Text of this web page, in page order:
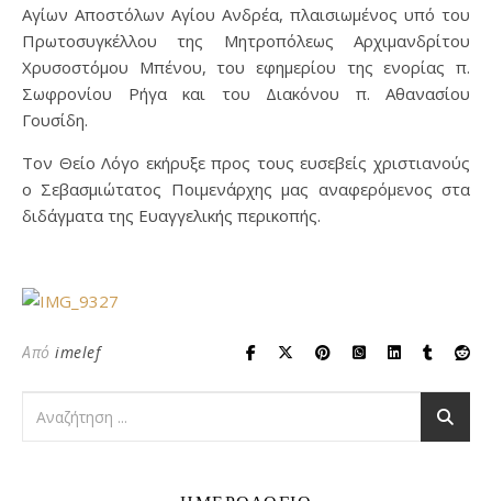
Αγίων Αποστόλων Αγίου Ανδρέα, πλαισιωμένος υπό του
Πρωτοσυγκέλλου της Μητροπόλεως Αρχιμανδρίτου
Χρυσοστόμου Μπένου, του εφημερίου της ενορίας π.
Σωφρονίου Ρήγα και του Διακόνου π. Αθανασίου
Γουσίδη.
Τον Θείο Λόγο εκήρυξε προς τους ευσεβείς χριστιανούς
ο Σεβασμιώτατος Ποιμενάρχης μας αναφερόμενος στα
διδάγματα της Ευαγγελικής περικοπής.
Από imelef